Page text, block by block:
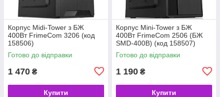
Корпус Midi-Tower з БЖ
400Вт FrimeCom 3206 (код
158506)
Готово до відправки
1 470 ₴
Купити
Корпус Mini-Tower з БЖ
400Вт FrimeCom 2506 (БЖ
SMD-400B) (код 158507)
Готово до відправки
1 190 ₴
Купити